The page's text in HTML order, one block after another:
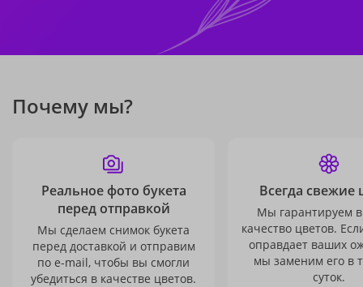
Почему мы?
Реальное фото букета
перед отправкой
Мы сделаем снимок букета
перед доставкой и отправим
по e-mail, чтобы вы смогли
убедиться в качестве цветов.
Всегда свежие
Мы гарантируем
качество цветов.
оправдает ваших
мы заменим его в
суток.